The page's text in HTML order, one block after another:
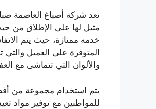
تعد شركة أصباغ العاصمة
مثيل لها على الإطلاق من
خدمه ممتازة، حيث يتم
المتوفرة على العميل
والألوان التي تتماشى مع
يتم استخدام مجموعة من
للمواطنين مع توفير مواد